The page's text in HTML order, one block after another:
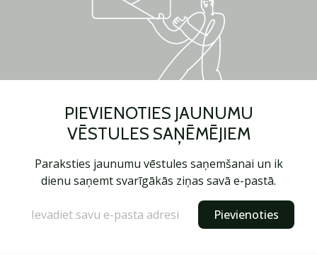
PIEVIENOTIES JAUNUMU
VĒSTULES SAŅĒMĒJIEM
Paraksties jaunumu vēstules saņemšanai un ik
dienu saņemt svarīgākās ziņas savā e-pastā.
Pievienoties